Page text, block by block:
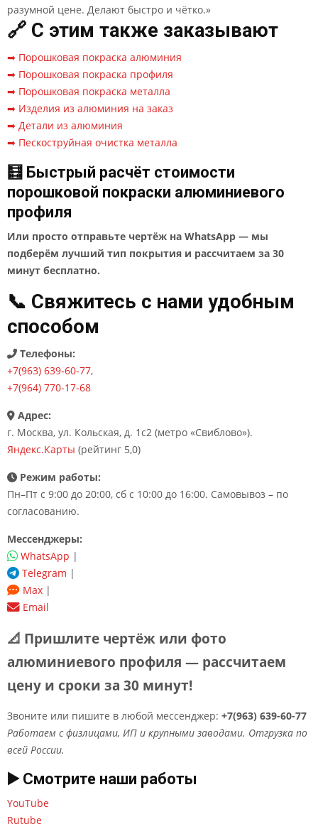
разумной цене. Делают быстро и чётко.»
🔗 С этим также заказывают
➡ Порошковая покраска алюминия
➡ Порошковая покраска профиля
➡ Порошковая покраска металла
➡ Изделия из алюминия на заказ
➡ Детали из алюминия
➡ Пескоструйная очистка металла
🧮 Быстрый расчёт стоимости
порошковой покраски алюминиевого
профиля
Или просто отправьте чертёж на WhatsApp — мы
подберём лучший тип покрытия и рассчитаем за 30
минут бесплатно.
📞 Свяжитесь с нами удобным
способом
Телефоны:
+7(963) 639-60-77,
+7(964) 770-17-68
Адрес:
г. Москва, ул. Кольская, д. 1с2 (метро «Свиблово»).
Яндекс.Карты (рейтинг 5,0)
Режим работы:
Пн–Пт с 9:00 до 20:00, сб с 10:00 до 16:00. Самовывоз – по
согласованию.
Мессенджеры:
WhatsApp |
Telegram |
Max |
Email
📐 Пришлите чертёж или фото
алюминиевого профиля — рассчитаем
цену и сроки за 30 минут!
Звоните или пишите в любой мессенджер: +7(963) 639-60-77
Работаем с физлицами, ИП и крупными заводами. Отгрузка по
всей России.
▶️ Смотрите наши работы
YouTube
Rutube